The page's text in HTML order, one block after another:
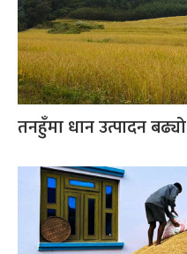
तनहुँमा धान उत्पादन बढ्यो